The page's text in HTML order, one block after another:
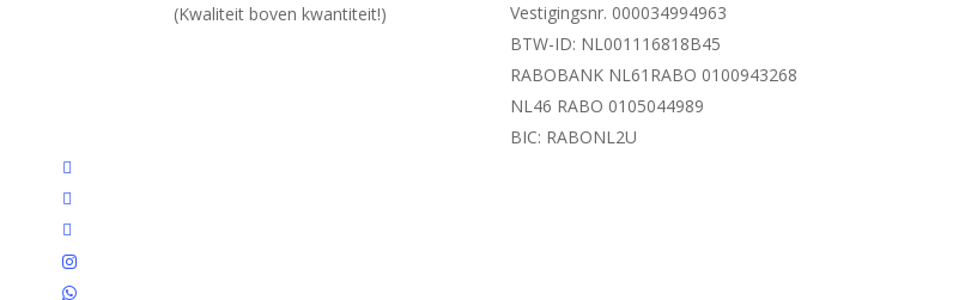
(Kwaliteit boven kwantiteit!)
Vestigingsnr. 000034994963
BTW-ID: NL001116818B45
RABOBANK NL61RABO 0100943268
NL46 RABO 0105044989
BIC: RABONL2U
twitter
facebook
linkedin
instagram
whatsapp